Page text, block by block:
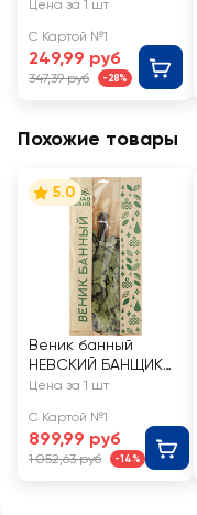
Б45401
Цена за 1 шт
С Картой №1
249,99 руб
347,39 руб -28%
Похожие товары
5.0
Веник банный
НЕВСКИЙ БАНЩИК
дубовый р. XXL, Арт.
Цена за 1 шт
С Картой №1
899,99 руб
1 052,63 руб -14%